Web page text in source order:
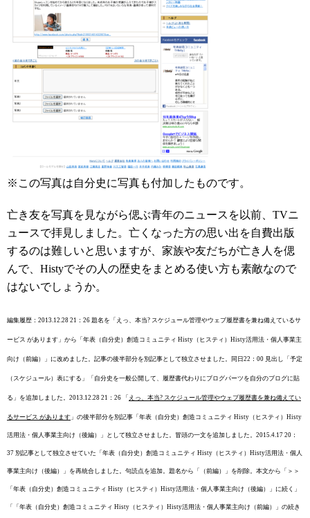
※この写真は自分史に写真も付加したものです。
亡き友を写真を見ながら偲ぶ青年のニュースを以前、TVニ
ュースで拝見しました。亡くなった方の思い出を自費出版
するのは難しいと思いますが、家族や友だちが亡き人を偲
んで、Histyでその人の歴史をまとめる使い方も素敵なので
はないでしょうか。
編集履歴：2013.12.28 21：26 題名を「えっ、本当? スケジュール管理やウェブ履歴書を兼ね備えているサ
ービス があります」から「年表（自分史）創造コミュニティ Histy（ヒスティ）Histy活用法・個人事業主
向け（前編）」に改めました。記事の後半部分を別記事として独立させました。同日22：00 見出し「予定
（スケジュール）表にする」「自分史を一般公開して、履歴書代わりにブログパーツを自分のブログに貼
る」を追加しました。 2013.12.28 21：26 「 えっ、本当? スケジュール管理やウェブ履歴書を兼ね備えてい
るサービス があります 」の後半部分を別記事「 年表（自分史）創造コミュニティ Histy（ヒスティ）Histy
活用法・個人事業主向け（後編） 」として独立させました。冒頭の一文を追加しました。 2015.4.17 20：
37 別記事として独立させていた「年表（自分史）創造コミュニティ Histy（ヒスティ）Histy活用法・個人
事業主向け（後編）」を再統合しました。句読点を追加。題名から「（前編）」を削除。本文から「 ＞＞
「 年表（自分史）創造コミュニティ Histy（ヒスティ）Histy活用法・個人事業主向け（後編） 」に続く 」
「 「 年表（自分史）創造コミュニティ Histy（ヒスティ）Histy活用法・個人事業主向け（前編） 」の続き